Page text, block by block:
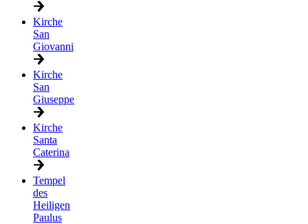
Kirche
San
Giovanni
Kirche
San
Giuseppe
Kirche
Santa
Caterina
Tempel
des
Heiligen
Paulus